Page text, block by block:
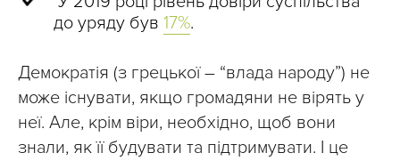
до уряду був 17%.
Демократія (з грецької – “влада народу”) не
може існувати, якщо громадяни не вірять у
неї. Але, крім віри, необхідно, щоб вони
знали, як її будувати та підтримувати. І це